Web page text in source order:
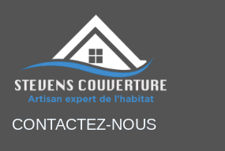
CONTACTEZ-NOUS